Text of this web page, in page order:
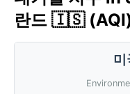
란드 🇮🇸
미